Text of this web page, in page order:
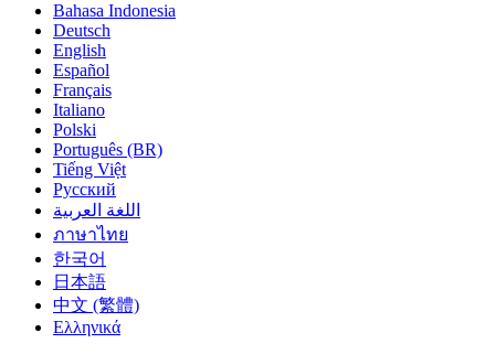
Bahasa Indonesia
Deutsch
English
Español
Français
Italiano
Polski
Português (BR)
Tiếng Việt
Русский
اللغة العربية
ภาษาไทย
한국어
日本語
中文 (繁體)
Ελληνικά